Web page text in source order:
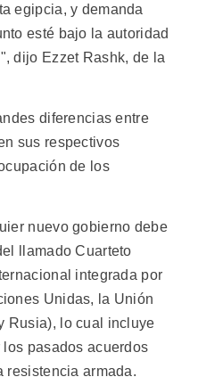
egipcia, y demanda
esté bajo la autoridad
dijo Ezzet Rashk, de la
diferencias entre
sus respectivos
de los
nuevo gobierno debe
llamado Cuarteto
integrada por
Unidas, la Unión
Rusia), lo cual incluye
pasados acuerdos
resistencia armada.